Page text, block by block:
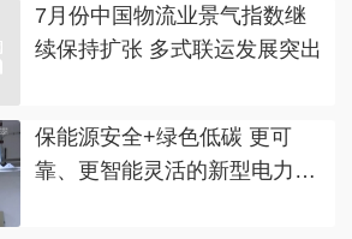
7月份中国物流业景气指数继
续保持扩张 多式联运发展突出
保能源安全+绿色低碳 更可
靠、更智能灵活‌的新型电力供